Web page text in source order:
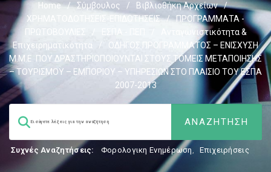
Home / Σύμβουλος / Βιβλιοθήκη Αρχείων
/
ΧΡΗΜΑΤΟΔΟΤΗΣΕΙΣ-ΕΠΙΔΟΤΗΣΕΙΣ
/
ΠΡΟΓΡΑΜΜΑΤΑ -
ΠΡΩΤΟΒΟΥΛΙΕΣ
ΕΣΠΑ - ΠΕΠ
Ανταγωνιστικότητα &
Επιχειρηματικότητα
/
ΟΔΗΓΟΣ ΠΡΟΓΡΑΜΜΑΤΟΣ – ΕΝΙΣΧΥΣΗ
Μ.Μ.Ε. ΠΟΥ ΔΡΑΣΤΗΡΙΟΠΟΙΟΥΝΤΑΙ ΣΤΟΥΣ ΤΟΜΕΙΣ ΜΕΤΑΠΟΙΗΣΗΣ
– ΤΟΥΡΙΣΜΟΥ – ΕΜΠΟΡΙΟΥ – ΥΠΗΡΕΣΙΩΝ ΣΤΟ ΠΛΑΙΣΙΟ ΤΟΥ ΕΣΠΑ
2007-2013
Συχνές Αναζητήσεις: Φορολογικη Ενημέρωση, Επιχειρήσεις